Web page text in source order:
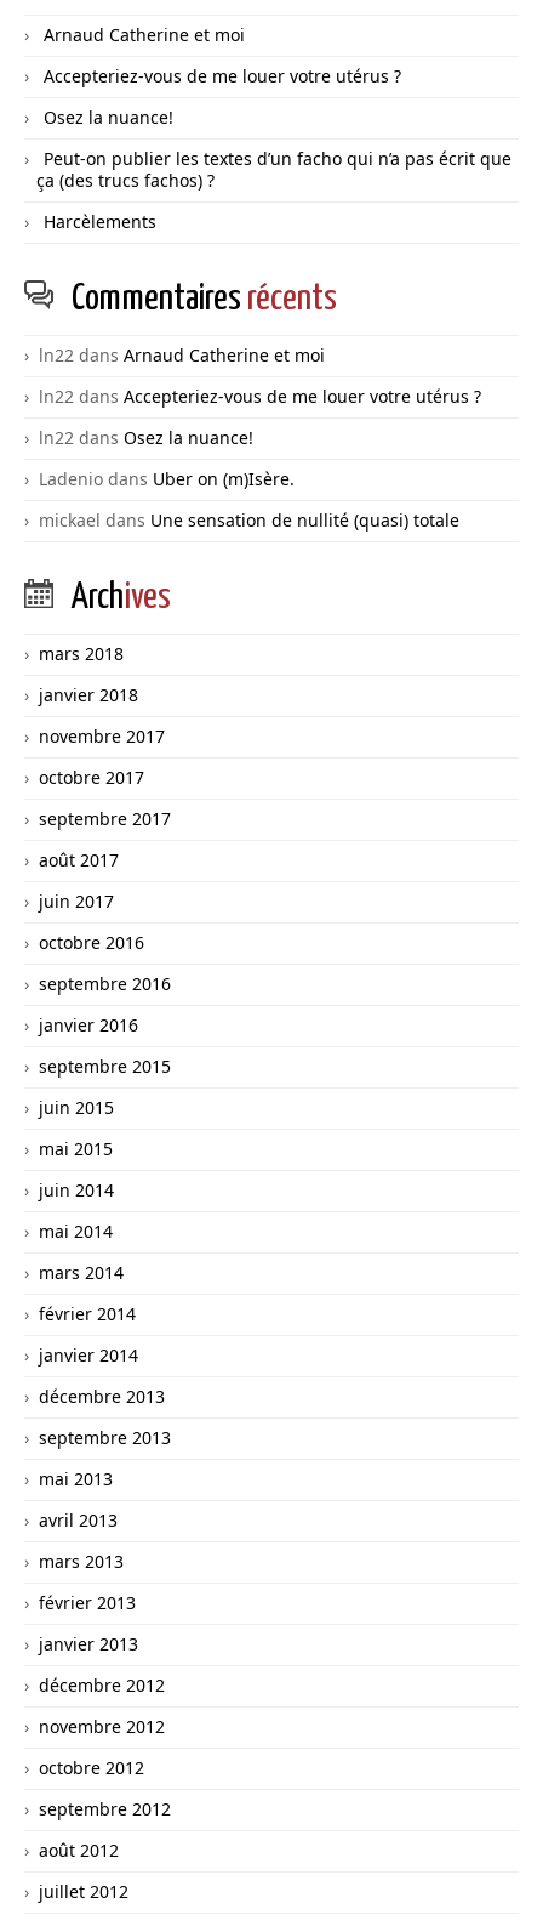
Arnaud Catherine et moi
Accepteriez-vous de me louer votre utérus ?
Osez la nuance!
Peut-on publier les textes d’un facho qui n’a pas écrit que
ça (des trucs fachos) ?
Harcèlements
Commentaires récents
ln22 dans Arnaud Catherine et moi
ln22 dans Accepteriez-vous de me louer votre utérus ?
ln22 dans Osez la nuance!
Ladenio dans Uber on (m)Isère.
mickael dans Une sensation de nullité (quasi) totale
Archives
mars 2018
janvier 2018
novembre 2017
octobre 2017
septembre 2017
août 2017
juin 2017
octobre 2016
septembre 2016
janvier 2016
septembre 2015
juin 2015
mai 2015
juin 2014
mai 2014
mars 2014
février 2014
janvier 2014
décembre 2013
septembre 2013
mai 2013
avril 2013
mars 2013
février 2013
janvier 2013
décembre 2012
novembre 2012
octobre 2012
septembre 2012
août 2012
juillet 2012